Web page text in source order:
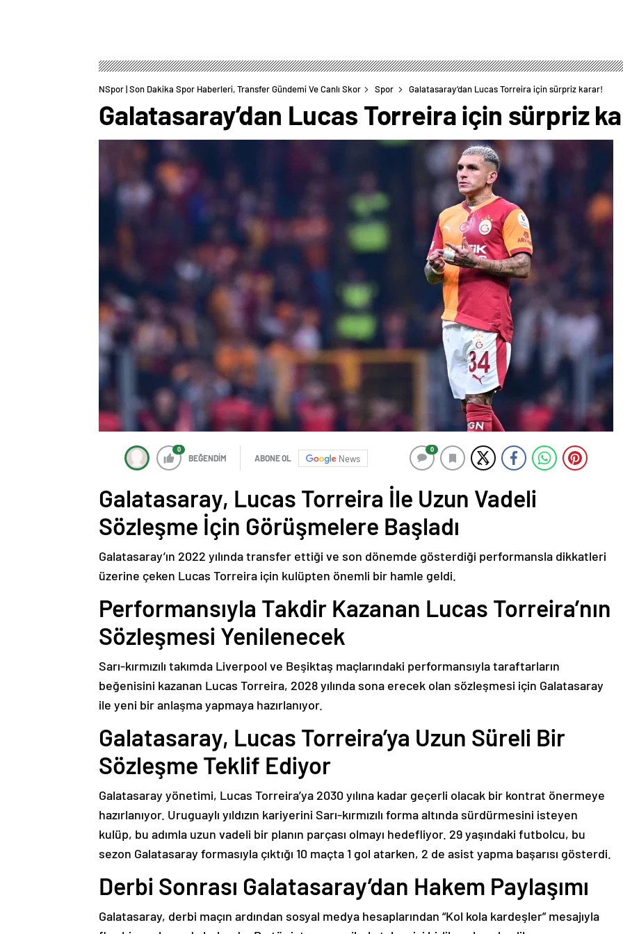
NSpor | Son Dakika Spor Haberleri, Transfer Gündemi Ve Canlı Skor Spor Galatasaray’dan Lucas Torreira için sürpriz karar!
Galatasaray’dan Lucas Torreira için sürpriz
0
BEĞENDİM ABONE OL News
0
Galatasaray, Lucas Torreira İle Uzun Vadeli
Sözleşme İçin Görüşmelere Başladı
Galatasaray’ın 2022 yılında transfer ettiği ve son dönemde gösterdiği performansla dikkatleri
üzerine çeken Lucas Torreira için kulüpten önemli bir hamle geldi.
Performansıyla Takdir Kazanan Lucas Torreira’nın
Sözleşmesi Yenilenecek
Sarı-kırmızılı takımda Liverpool ve Beşiktaş maçlarındaki performansıyla taraftarların
beğenisini kazanan Lucas Torreira, 2028 yılında sona erecek olan sözleşmesi için Galatasaray
ile yeni bir anlaşma yapmaya hazırlanıyor.
Galatasaray, Lucas Torreira’ya Uzun Süreli Bir
Sözleşme Teklif Ediyor
Galatasaray yönetimi, Lucas Torreira’ya 2030 yılına kadar geçerli olacak bir kontrat önermeye
hazırlanıyor. Uruguaylı yıldızın kariyerini Sarı-kırmızılı forma altında sürdürmesini isteyen
kulüp, bu adımla uzun vadeli bir planın parçası olmayı hedefliyor. 29 yaşındaki futbolcu, bu
sezon Galatasaray formasıyla çıktığı 10 maçta 1 gol atarken, 2 de asist yapma başarısı gösterdi.
Derbi Sonrası Galatasaray’dan Hakem Paylaşımı
Galatasaray, derbi maçın ardından sosyal medya hesaplarından “Kol kola kardeşler” mesajıyla